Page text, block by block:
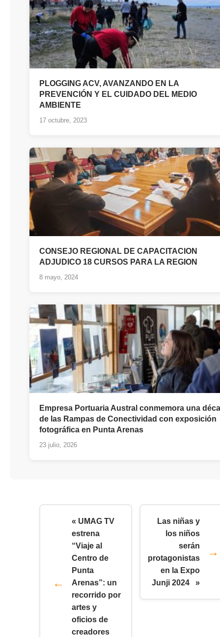
PLOGGING ACV, AVANZANDO EN LA
PREVENCIÓN Y EL CUIDADO DEL MEDIO
AMBIENTE
17 octubre, 2023
CONSEJO REGIONAL DE CAPACITACION
ADJUDICO 18 CURSOS PARA LA REGION
8 mayo, 2024
Empresa Portuaria Austral conmemora una
de las Rampas de Conectividad con exposición
fotográfica en Punta Arenas
23 julio, 2026
« UMAG TV
estrena
“Viaje al
Centro de
Punta
Arenas”: un
recorrido por
artes y
oficios de
creadores
Las niñas y
los niños
serán
protagonistas
en la Expo
Junji 2024 »